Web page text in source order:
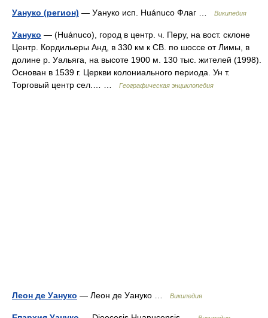
Уануко (регион) — Уануко исп. Huánuco Флаг … Википедия
Уануко — (Huánuco), город в центр. ч. Перу, на вост. склоне
Центр. Кордильеры Анд, в 330 км к СВ. по шоссе от Лимы, в
долине р. Уальяга, на высоте 1900 м. 130 тыс. жителей (1998).
Основан в 1539 г. Церкви колониального периода. Ун т.
Торговый центр сел.… …
Географическая энциклопедия
Леон де Уануко — Леон де Уануко … Википедия